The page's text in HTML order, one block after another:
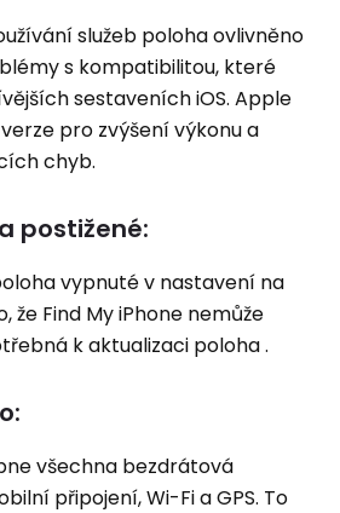
služeb poloha ovlivněno
s kompatibilitou, které
sestaveních iOS. Apple
pro zvýšení výkonu a
chyb.
postižené:
vypnuté v nastavení na
že Find My iPhone nemůže
k aktualizaci poloha .
všechna bezdrátová
připojení, Wi-Fi a GPS. To